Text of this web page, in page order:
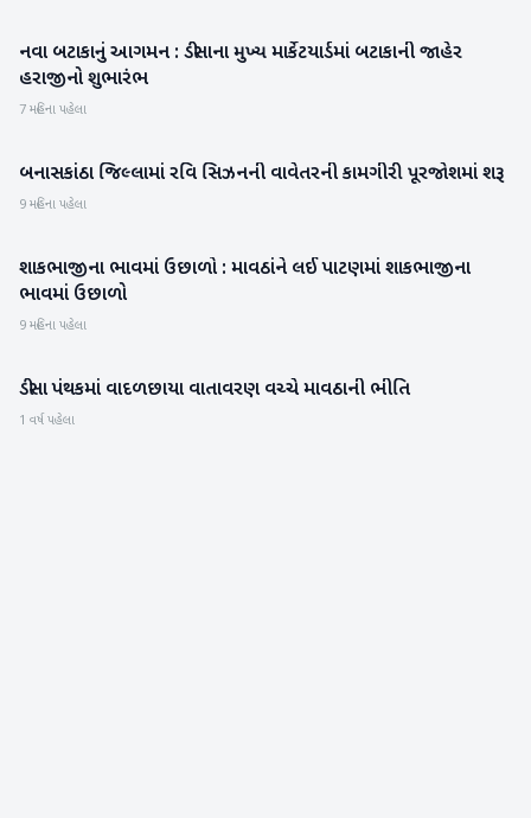
બનાસકાંઠા
નવા બટાકાનું આગમન : ડીસાના મુખ્ય માર્કેટયાર્ડમાં બટાકાની જાહેર
હરાજીનો શુભારંભ
7 મહિના પહેલા
બનાસકાંઠા
બનાસકાંઠા જિલ્લામાં રવિ સિઝનની વાવેતરની કામગીરી પૂરજોશમાં શરૂ
9 મહિના પહેલા
પાટણ
શાકભાજીના ભાવમાં ઉછાળો : માવઠાંને લઈ પાટણમાં શાકભાજીના
ભાવમાં ઉછાળો
9 મહિના પહેલા
બનાસકાંઠા
ડીસા પંથકમાં વાદળછાયા વાતાવરણ વચ્ચે માવઠાની ભીતિ
1 વર્ષ પહેલા